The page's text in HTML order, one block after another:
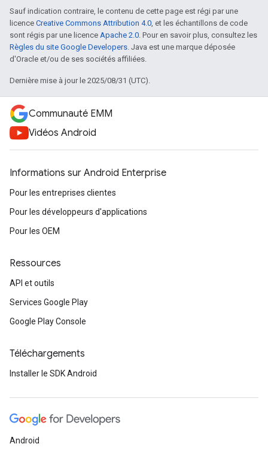
Sauf indication contraire, le contenu de cette page est régi par une
licence Creative Commons Attribution 4.0 , et les échantillons de code
sont régis par une licence Apache 2.0 . Pour en savoir plus, consultez les
Règles du site Google Developers . Java est une marque déposée
d'Oracle et/ou de ses sociétés affiliées.
Dernière mise à jour le 2025/08/31 (UTC).
Communauté EMM
Vidéos Android
Informations sur Android Enterprise
Pour les entreprises clientes
Pour les développeurs d'applications
Pour les OEM
Ressources
API et outils
Services Google Play
Google Play Console
Téléchargements
Installer le SDK Android
Android